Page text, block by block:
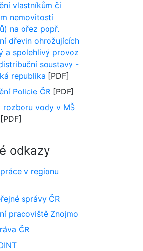
vlastníkům či
nemovitostí
na ořez popř.
dřevin ohrožujících
a spolehlivý provoz
soustavy -
republika [PDF]
Policie ČR[PDF]
rozboru vody v MŠ
odkazy
v regionu
správy ČR
pracoviště Znojmo
ČR